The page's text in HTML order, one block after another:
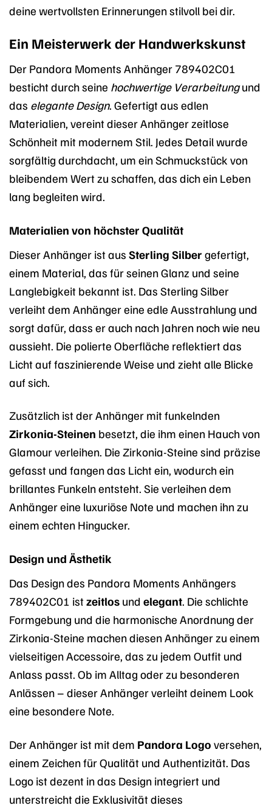
deine wertvollsten Erinnerungen stilvoll bei dir.
Ein Meisterwerk der Handwerkskunst
Der Pandora Moments Anhänger 789402C01
besticht durch seine hochwertige Verarbeitungund
das elegante Design. Gefertigt aus edlen
Materialien, vereint dieser Anhänger zeitlose
Schönheit mit modernem Stil. Jedes Detail wurde
sorgfältig durchdacht, um ein Schmuckstück von
bleibendem Wert zu schaffen, das dich ein Leben
lang begleiten wird.
Materialien von höchster Qualität
Dieser Anhänger ist aus Sterling Silber gefertigt,
einem Material, das für seinen Glanz und seine
Langlebigkeit bekannt ist. Das Sterling Silber
verleiht dem Anhänger eine edle Ausstrahlung und
sorgt dafür, dass er auch nach Jahren noch wie neu
aussieht. Die polierte Oberfläche reflektiert das
Licht auf faszinierende Weise und zieht alle Blicke
auf sich.
Zusätzlich ist der Anhänger mit funkelnden
Zirkonia-Steinen besetzt, die ihm einen Hauch von
Glamour verleihen. Die Zirkonia-Steine sind präzise
gefasst und fangen das Licht ein, wodurch ein
brillantes Funkeln entsteht. Sie verleihen dem
Anhänger eine luxuriöse Note und machen ihn zu
einem echten Hingucker.
Design und Ästhetik
Das Design des Pandora Moments Anhängers
789402C01 ist zeitlos und elegant. Die schlichte
Formgebung und die harmonische Anordnung der
Zirkonia-Steine machen diesen Anhänger zu einem
vielseitigen Accessoire, das zu jedem Outfit und
Anlass passt. Ob im Alltag oder zu besonderen
Anlässen – dieser Anhänger verleiht deinem Look
eine besondere Note.
Der Anhänger ist mit dem Pandora Logo versehen,
einem Zeichen für Qualität und Authentizität. Das
Logo ist dezent in das Design integriert und
unterstreicht die Exklusivität dieses